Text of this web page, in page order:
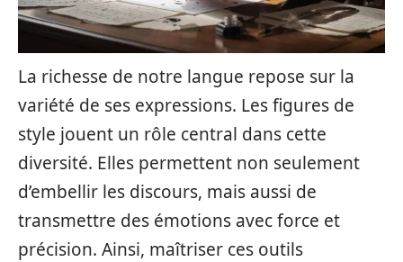
La richesse de notre langue repose sur la
variété de ses expressions. Les figures de
style jouent un rôle central dans cette
diversité. Elles permettent non seulement
d’embellir les discours, mais aussi de
transmettre des émotions avec force et
précision. Ainsi, maîtriser ces outils